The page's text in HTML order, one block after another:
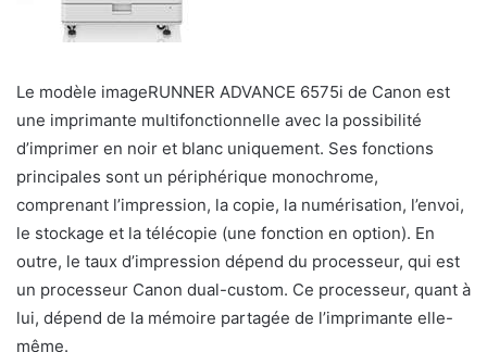
Le modèle imageRUNNER ADVANCE 6575i de Canon est
une imprimante multifonctionnelle avec la possibilité
d’imprimer en noir et blanc uniquement. Ses fonctions
principales sont un périphérique monochrome,
comprenant l’impression, la copie, la numérisation, l’envoi,
le stockage et la télécopie (une fonction en option). En
outre, le taux d’impression dépend du processeur, qui est
un processeur Canon dual-custom. Ce processeur, quant à
lui, dépend de la mémoire partagée de l’imprimante elle-
même.